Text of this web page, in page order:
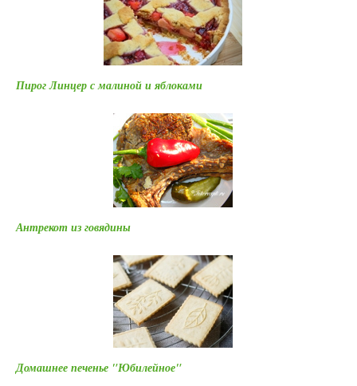
Пирог Линцер с малиной и яблоками
Антрекот из говядины
Домашнее печенье "Юбилейное"